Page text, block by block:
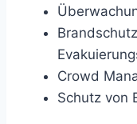
Crowd
Schutz von